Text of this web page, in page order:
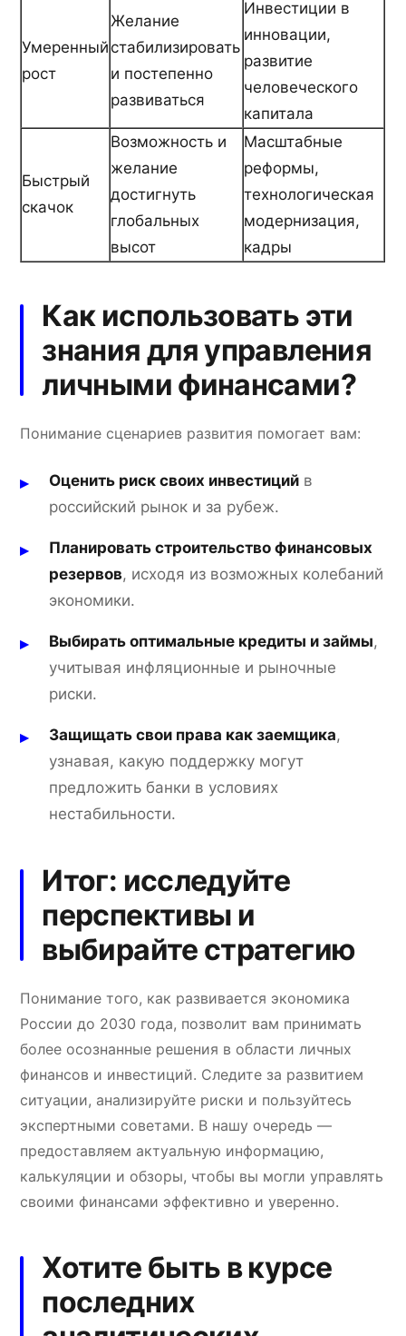
Умеренный
рост
Желание
стабилизировать
и постепенно
развиваться
Инвестиции в
инновации,
развитие
человеческого
капитала
Быстрый
скачок
Возможность и
желание
достигнуть
глобальных
высот
Масштабные
реформы,
технологическая
модернизация,
кадры
Как использовать эти
знания для управления
личными финансами?
Понимание сценариев развития помогает вам:
Оценить риск своих инвестиций в
российский рынок и за рубеж.
Планировать строительство финансовых
резервов, исходя из возможных колебаний
экономики.
Выбирать оптимальные кредиты и займы,
учитывая инфляционные и рыночные
риски.
Защищать свои права как заемщика,
узнавая, какую поддержку могут
предложить банки в условиях
нестабильности.
Итог: исследуйте
перспективы и
выбирайте стратегию
Понимание того, как развивается экономика
России до 2030 года, позволит вам принимать
более осознанные решения в области личных
финансов и инвестиций. Следите за развитием
ситуации, анализируйте риски и пользуйтесь
экспертными советами. В нашу очередь —
предоставляем актуальную информацию,
калькуляции и обзоры, чтобы вы могли управлять
своими финансами эффективно и уверенно.
Хотите быть в курсе
последних